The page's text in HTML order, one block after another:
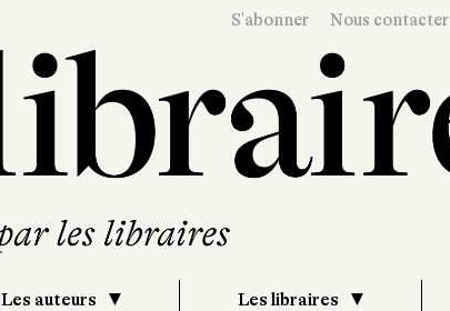
S'abonner Nous contacter
Les auteurs Les libraires